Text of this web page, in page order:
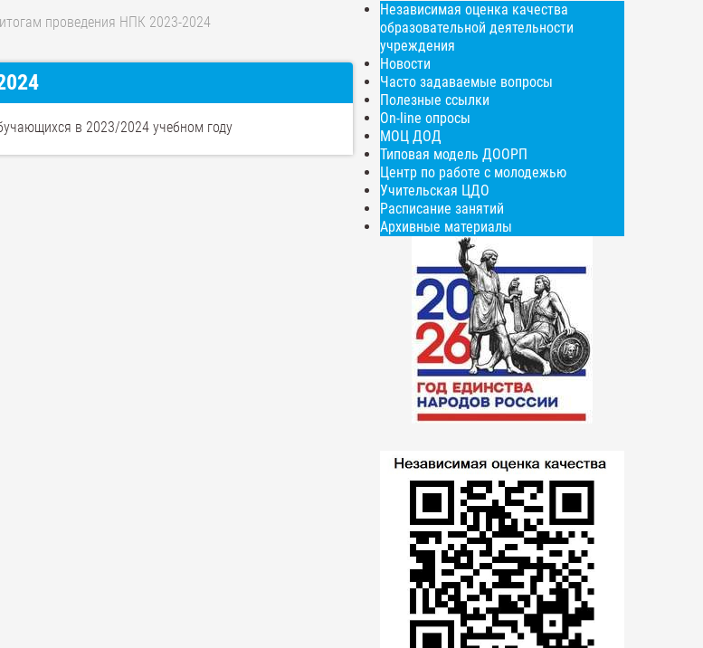
проведения НПК 2023-2024
в 2023/2024 учебном году
Независимая оценка качества
образовательной деятельности
учреждения
Новости
Часто задаваемые вопросы
Полезные ссылки
On-line опросы
МОЦ ДОД
Типовая модель ДООРП
Центр по работе с молодежью
Учительская ЦДО
Расписание занятий
Архивные материалы